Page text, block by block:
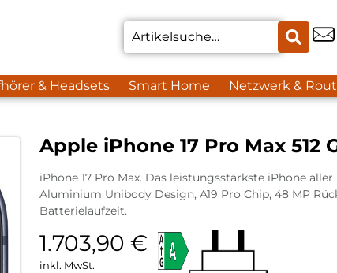
& Headsets Smart Home Netzwerk &
Apple iPhone 17 Pro Max 512
iPhone 17 Pro Max. Das leistungsstärkste iPhone
Aluminium Unibody Design, A19 Pro Chip, 48 MP
Batterielaufzeit.
1.703,90 €
inkl. MwSt.